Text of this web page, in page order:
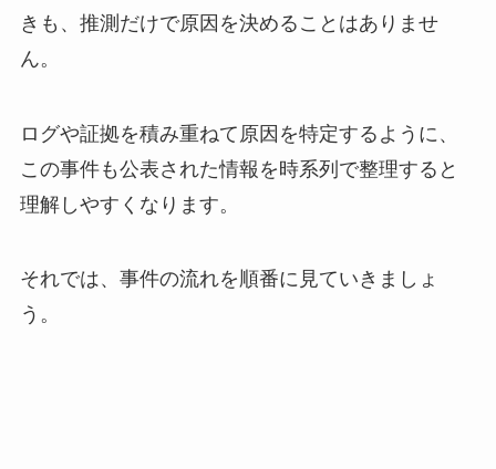
きも、推測だけで原因を決めることはありませ
ん。
ログや証拠を積み重ねて原因を特定するように、
この事件も公表された情報を時系列で整理すると
理解しやすくなります。
それでは、事件の流れを順番に見ていきましょ
う。